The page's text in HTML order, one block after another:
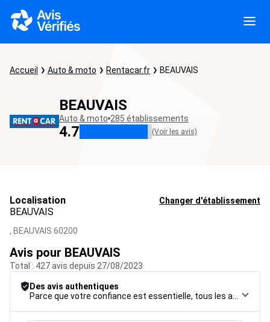
Accueil Auto & moto Rentacar.fr BEAUVAIS
BEAUVAIS
Auto & moto 285 établissements
4.7 (Voir les avis)
Localisation Changer d'établissement
BEAUVAIS
, BEAUVAIS 60200
Avis pour BEAUVAIS
Total : 427 avis depuis 27/08/2023
Des avis authentiques